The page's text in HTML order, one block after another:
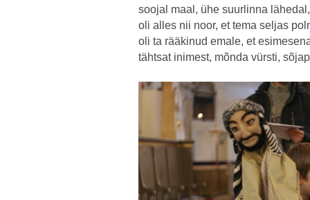
soojal maal, ühe suurlinna
oli alles nii noor, et tema seljas
oli ta rääkinud emale, et
tähtsat inimest, mõnda vürsti,